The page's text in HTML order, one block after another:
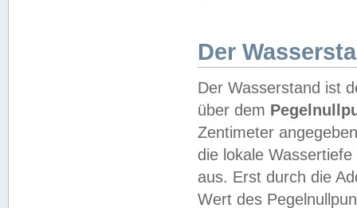
Der
Der Wasserstand ist
über dem
Zentimeter
die lokale
aus. Erst durch die
Wert des